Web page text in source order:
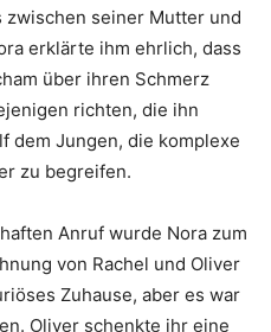
seiner Mutter und
erklärte ihm ehrlich, dass
über ihren Schmerz
richten, die ihn
dem Jungen, die komplexe
zu begreifen.
Anruf wurde Nora zum
von Rachel und Oliver
Zuhause, aber es war
Oliver schenkte ihr eine